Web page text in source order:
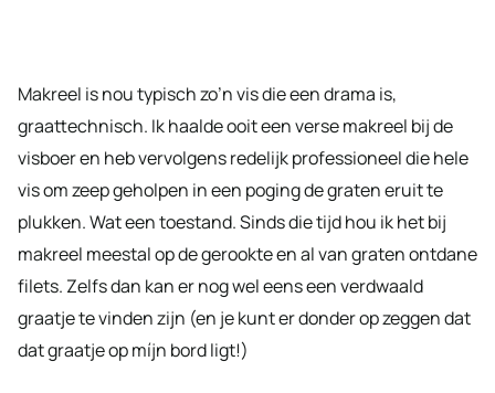
Makreel is nou typisch zo’n vis die een drama is,
graattechnisch. Ik haalde ooit een verse makreel bij de
visboer en heb vervolgens redelijk professioneel die hele
vis om zeep geholpen in een poging de graten eruit te
plukken. Wat een toestand. Sinds die tijd hou ik het bij
makreel meestal op de gerookte en al van graten ontdane
filets. Zelfs dan kan er nog wel eens een verdwaald
graatje te vinden zijn (en je kunt er donder op zeggen dat
dat graatje op míjn bord ligt!)